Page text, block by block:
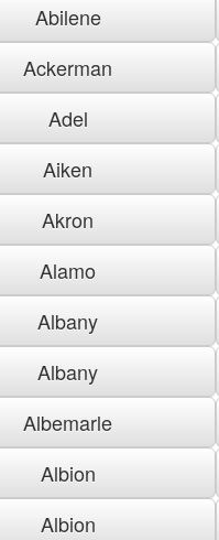
Abilene
Ackerman
Adel
Aiken
Akron
Alamo
Albany
Albany
Albemarle
Albion
Albion